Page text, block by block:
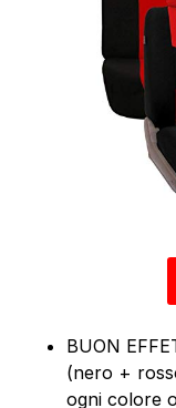
BUON
(nero +
ogni colore